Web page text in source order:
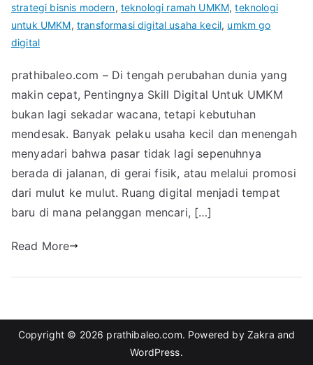
strategi bisnis modern, teknologi ramah UMKM,teknologi
untuk UMKM, transformasi digital usaha kecil, umkm go
digital
prathibaleo.com – Di tengah perubahan dunia yang
makin cepat, Pentingnya Skill Digital Untuk UMKM
bukan lagi sekadar wacana, tetapi kebutuhan
mendesak. Banyak pelaku usaha kecil dan menengah
menyadari bahwa pasar tidak lagi sepenuhnya
berada di jalanan, di gerai fisik, atau melalui promosi
dari mulut ke mulut. Ruang digital menjadi tempat
baru di mana pelanggan mencari, […]
Read More
Copyright © 2026 prathibaleo.com. Powered by Zakra and
WordPress.